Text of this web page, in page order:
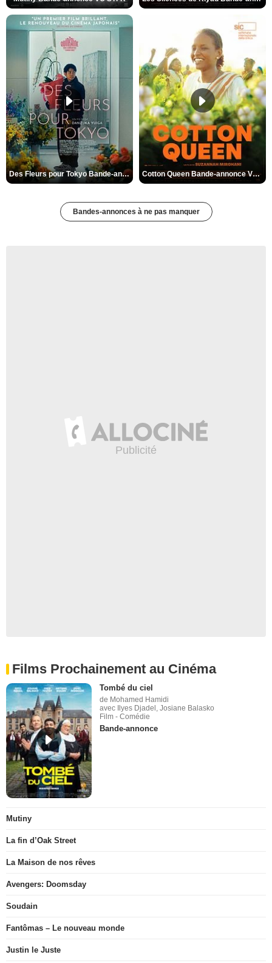
Des Fleurs pour Tokyo Bande-annonce VO STFR Cotton Queen Bande-annonce VO STFR
Bandes-annonces à ne pas manquer
Films Prochainement au Cinéma
Tombé du ciel
de Mohamed Hamidi
avec Ilyes Djadel, Josiane Balasko
Film - Comédie
Bande-annonce
Mutiny
La fin d’Oak Street
La Maison de nos rêves
Avengers: Doomsday
Soudain
Fantômas – Le nouveau monde
Justin le Juste